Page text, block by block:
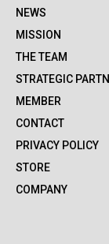
NEWS
MISSION
THE TEAM
STRATEGIC
MEMBER
CONTACT
PRIVACY POLICY
STORE
COMPANY